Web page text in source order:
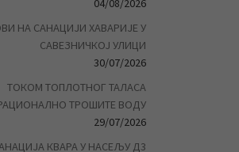
04/08/2026
НА САНАЦИЈИ ХАВАРИЈЕ У
САВЕЗНИЧКОЈ УЛИЦИ
30/07/2026
ТОКОМ ТОПЛОТНОГ ТАЛАСА
ТРОШИТЕ ВОДУ
29/07/2026
КВАРА У НАСЕЉУ Д3